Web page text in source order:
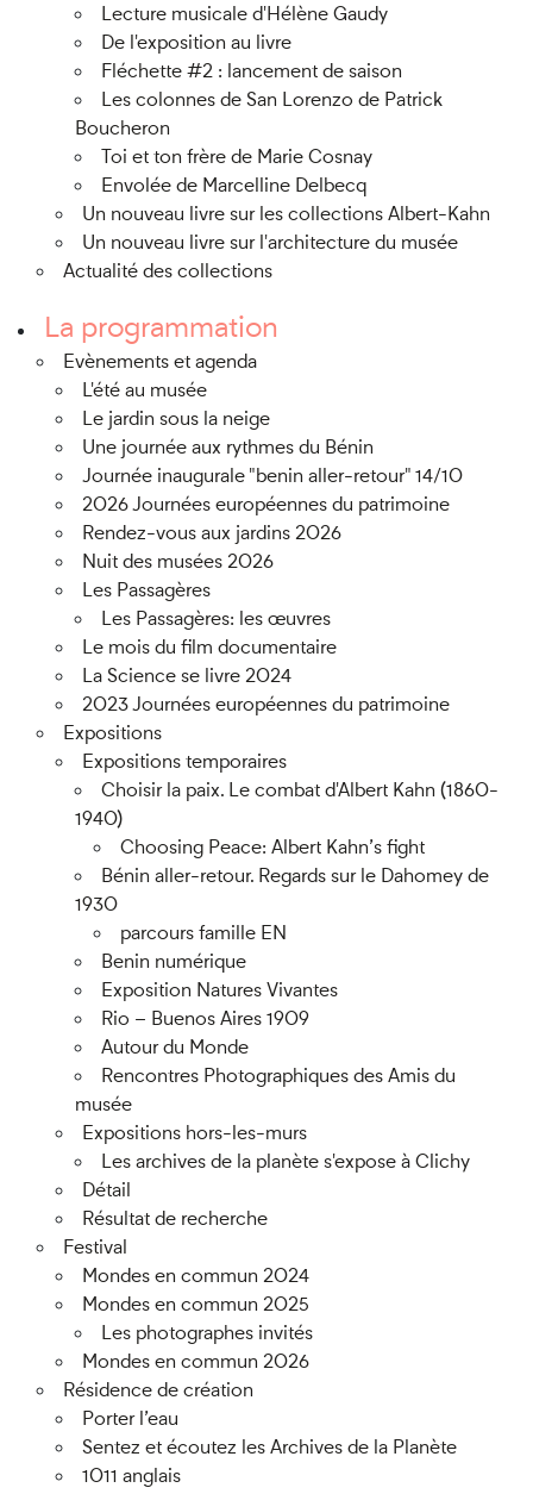
Lecture musicale d'Hélène Gaudy
De l'exposition au livre
Fléchette #2 : lancement de saison
Les colonnes de San Lorenzo de Patrick
Boucheron
Toi et ton frère de Marie Cosnay
Envolée de Marcelline Delbecq
Un nouveau livre sur les collections Albert-Kahn
Un nouveau livre sur l'architecture du musée
Actualité des collections
La programmation
Evènements et agenda
L'été au musée
Le jardin sous la neige
Une journée aux rythmes du Bénin
Journée inaugurale "benin aller-retour" 14/10
2026 Journées européennes du patrimoine
Rendez-vous aux jardins 2026
Nuit des musées 2026
Les Passagères
Les Passagères: les œuvres
Le mois du film documentaire
La Science se livre 2024
2023 Journées européennes du patrimoine
Expositions
Expositions temporaires
Choisir la paix. Le combat d'Albert Kahn (1860-
1940)
Choosing Peace: Albert Kahn’s fight
Bénin aller-retour. Regards sur le Dahomey de
1930
parcours famille EN
Benin numérique
Exposition Natures Vivantes
Rio – Buenos Aires 1909
Autour du Monde
Rencontres Photographiques des Amis du
musée
Expositions hors-les-murs
Les archives de la planète s'expose à Clichy
Détail
Résultat de recherche
Festival
Mondes en commun 2024
Mondes en commun 2025
Les photographes invités
Mondes en commun 2026
Résidence de création
Porter l’eau
Sentez et écoutez les Archives de la Planète
1011 anglais